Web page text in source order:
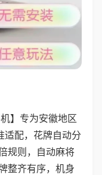
】专为安徽地区
适配，花牌自动分
规则，自动麻将
整齐有序，机身